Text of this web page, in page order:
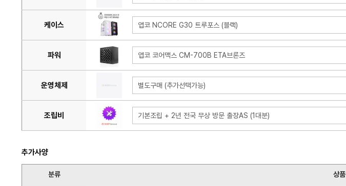
케이스 앱코 NCORE G30 트루포스 (블랙)
파워 앱코 코어맥스 CM-700B ETA브론즈
운영체제 별도구매 (추가선택가능)
조립비 기본조립 + 2년 전국 무상 방문 출장AS (1대분)
추가사양
분류 상